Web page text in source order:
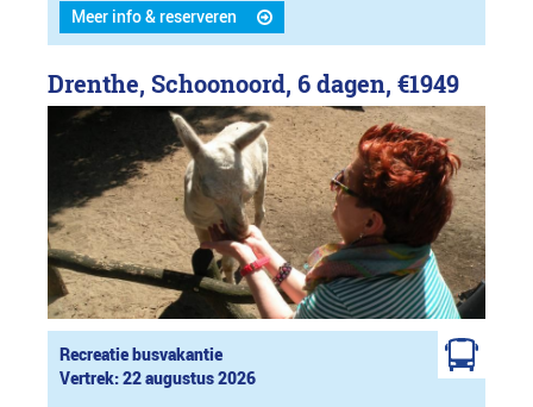
Meer info & reserveren
Drenthe, Schoonoord, 6 dagen, €1949
Recreatie busvakantie
Vertrek: 22 augustus 2026